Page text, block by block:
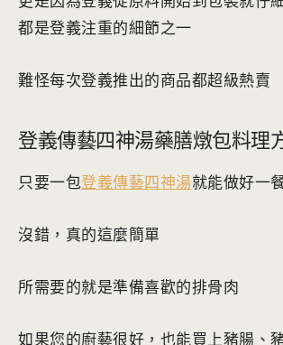
都是登義注重的細節之一
難怪每次登義推出的商品都超級熱賣
登義傳藝四神湯藥膳燉包料理
只要一包登義傳藝四神湯就能做好一
沒錯，真的這麼簡單
所需要的就是準備喜歡的排骨肉
如果您的廚藝很好，也能買上豬腸、